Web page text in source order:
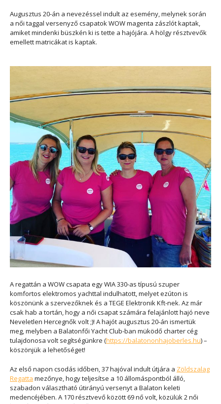
Augusztus 20-án a nevezéssel indult az esemény, melynek során
a női taggal versenyző csapatok WOW magenta zászlót kaptak,
amiket mindenki büszkén ki is tette a hajójára. A hölgy résztvevők
emellett matricákat is kaptak.
A regattán a WOW csapata egy WIA 330-as típusú szuper
komfortos elektromos yachttal indulhatott, melyet ezúton is
köszönünk a szervezőknek és a TEGE Elektronik Kft-nek. Az már
csak hab a tortán, hogy a női csapat számára felajánlott hajó neve
Neveletlen Hercegnők volt ;)! A hajót augusztus 20-án ismertük
meg, melyben a Balatonfői Yacht Club-ban müködő charter cég
tulajdonosa volt segítségünkre (https://balatononhajoberles.hu) –
köszönjük a lehetőséget!
Az első napon csodás időben, 37 hajóval indult útjára a Zöldszalag
Regatta mezőnye, hogy teljesítse a 10 állomáspontból álló,
szabadon választható útirányú versenyt a Balaton keleti
medencéjében. A 170 résztvevő között 69 nő volt, közülük 2 női